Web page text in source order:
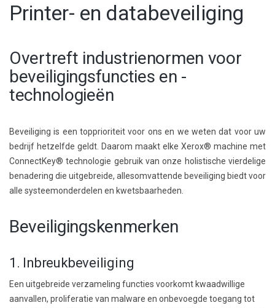
Printer- en databeveiliging
Overtreft industrienormen voor
beveiligingsfuncties en -
technologieën
Beveiliging is een topprioriteit voor ons en we weten dat voor uw
bedrijf hetzelfde geldt. Daarom maakt elke Xerox® machine met
ConnectKey® technologie gebruik van onze holistische vierdelige
benadering die uitgebreide, allesomvattende beveiliging biedt voor
alle systeemonderdelen en kwetsbaarheden.
Beveiligingskenmerken
1. Inbreukbeveiliging
Een uitgebreide verzameling functies voorkomt kwaadwillige
aanvallen, proliferatie van malware en onbevoegde toegang tot